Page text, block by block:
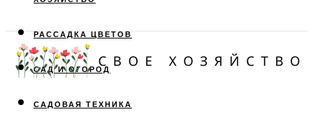
РАССАДКА ЦВЕТОВ
САД И ОГОРОД
САДОВАЯ ТЕХНИКА